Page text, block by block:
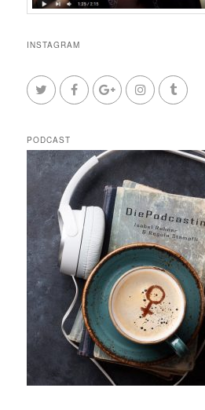
INSTAGRAM
PODCAST